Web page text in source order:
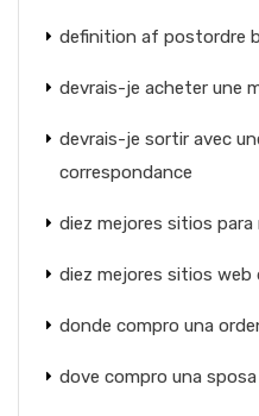
definition af postordre
devrais-je acheter une
devrais-je sortir avec
correspondance
diez mejores sitios
diez mejores sitios web
donde compro una
dove compro una